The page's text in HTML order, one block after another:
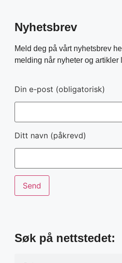
Nyhetsbrev
Meld deg på vårt nyhetsbrev
melding når nyheter og artikler
Din e-post (obligatorisk)
Ditt navn (påkrevd)
Søk på nettstedet: